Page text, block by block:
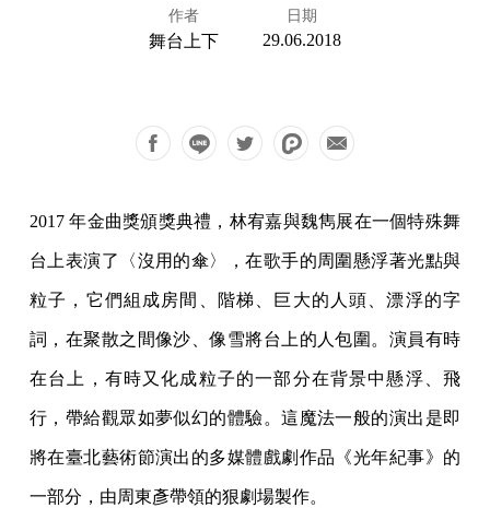
作者
舞台上下
日期
29.06.2018
2017 年金曲獎頒獎典禮，林宥嘉與魏雋展在一個特殊舞
台上表演了〈沒用的傘〉，在歌手的周圍懸浮著光點與
粒子，它們組成房間、階梯、巨大的人頭、漂浮的字
詞，在聚散之間像沙、像雪將台上的人包圍。演員有時
在台上，有時又化成粒子的一部分在背景中懸浮、飛
行，帶給觀眾如夢似幻的體驗。這魔法一般的演出是即
將在臺北藝術節演出的多媒體戲劇作品《光年紀事》的
一部分，由周東彥帶領的狠劇場製作。